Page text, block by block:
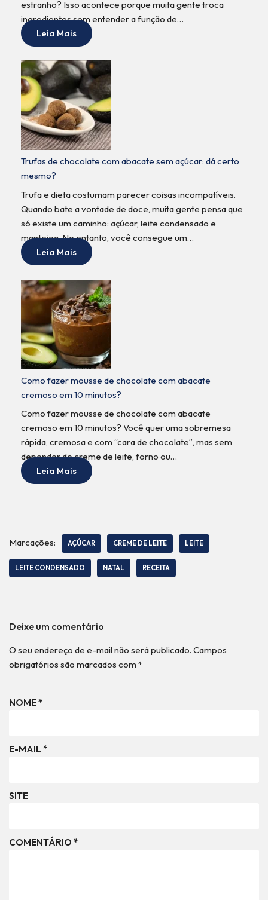
estranho? Isso acontece porque muita gente troca
ingredientes sem entender a função de…
Leia Mais
Trufas de chocolate com abacate sem açúcar: dá certo
mesmo?
Trufa e dieta costumam parecer coisas incompatíveis.
Quando bate a vontade de doce, muita gente pensa que
só existe um caminho: açúcar, leite condensado e
manteiga. No entanto, você consegue um…
Leia Mais
Como fazer mousse de chocolate com abacate
cremoso em 10 minutos?
Como fazer mousse de chocolate com abacate
cremoso em 10 minutos? Você quer uma sobremesa
rápida, cremosa e com “cara de chocolate”, mas sem
depender de creme de leite, forno ou…
Leia Mais
Marcações: AÇÚCAR CREME DE LEITE LEITE
LEITE CONDENSADO NATAL RECEITA
Deixe um comentário
O seu endereço de e-mail não será publicado. Campos
obrigatórios são marcados com *
NOME*
E-MAIL *
SITE
COMENTÁRIO *